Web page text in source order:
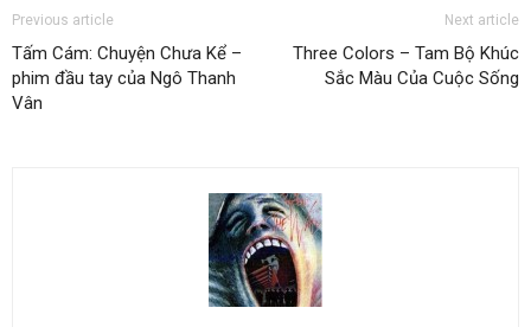
Previous article
Tấm Cám: Chuyện Chưa Kể –
phim đầu tay của Ngô Thanh
Vân
Next article
Three Colors – Tam Bộ Khúc
Sắc Màu Của Cuộc Sống